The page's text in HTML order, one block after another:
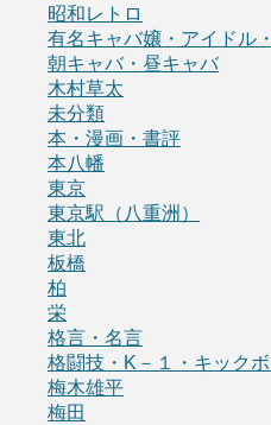
昭和レトロ
有名キャバ嬢・アイドル
朝キャバ・昼キャバ
木村草太
未分類
本・漫画・書評
本八幡
東京
東京駅（八重洲）
東北
板橋
柏
栄
格言・名言
格闘技・K－１・キック
梅木雄平
梅田